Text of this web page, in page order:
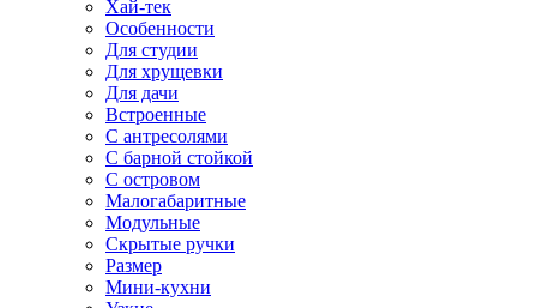
Хай-тек
Особенности
Для студии
Для хрущевки
Для дачи
Встроенные
С антресолями
С барной стойкой
С островом
Малогабаритные
Модульные
Скрытые ручки
Размер
Мини-кухни